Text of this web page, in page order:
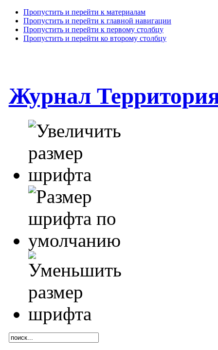
Пропустить и перейти к материалам
Пропустить и перейти к главной навигации
Пропустить и перейти к первому столбцу
Пропустить и перейти ко второму столбцу
Журнал